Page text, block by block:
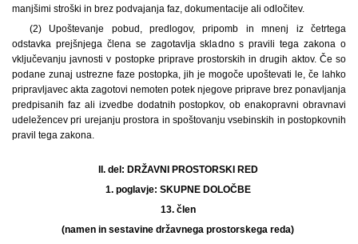
manjšimi stroški in brez podvajanja faz, dokumentacije ali odločitev.
(2) Upoštevanje pobud, predlogov, pripomb in mnenj iz četrtega
odstavka prejšnjega člena se zagotavlja skladno s pravili tega zakona o
vključevanju javnosti v postopke priprave prostorskih in drugih aktov. Če so
podane zunaj ustrezne faze postopka, jih je mogoče upoštevati le, če lahko
pripravljavec akta zagotovi nemoten potek njegove priprave brez ponavljanja
predpisanih faz ali izvedbe dodatnih postopkov, ob enakopravni obravnavi
udeležencev pri urejanju prostora in spoštovanju vsebinskih in postopkovnih
pravil tega zakona.
II. del: DRŽAVNI PROSTORSKI RED
1. poglavje: SKUPNE DOLOČBE
13. člen
(namen in sestavine državnega prostorskega reda)